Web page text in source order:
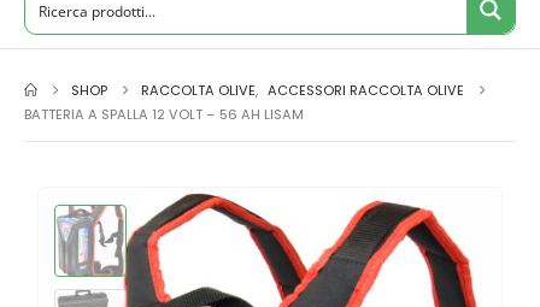
SHOP RACCOLTA OLIVE, ACCESSORI RACCOLTA OLIVE
BATTERIA A SPALLA 12 VOLT – 56 AH LISAM